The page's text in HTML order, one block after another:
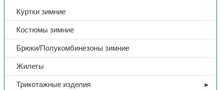
Куртки зимние
Костюмы зимние
Брюки/Полукомбинезоны зимние
Жилеты
Трикотажные изделия